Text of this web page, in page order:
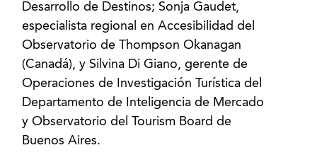
Desarrollo de Destinos; Sonja Gaudet,
especialista regional en Accesibilidad del
Observatorio de Thompson Okanagan
(Canadá), y Silvina Di Giano, gerente de
Operaciones de Investigación Turística del
Departamento de Inteligencia de Mercado
y Observatorio del Tourism Board de
Buenos Aires.